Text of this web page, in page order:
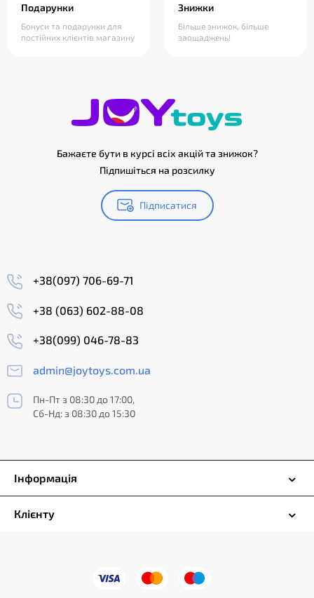
Подарунки
Бонуси та подарунки для
постійних клієнтів магазину
Знижки
Більше знижок, більше
заощаджень!
Бажаєте бути в курсі всіх акцій та знижок?
Підпишіться на розсилку
Підписатися
+38(097) 706-69-71
+38 (063) 602-88-08
+38(099) 046-78-83
admin@joytoys.com.ua
Пн-Пт з 08:30 до 17:00,
Сб-Нд: з 08:30 до 15:30
Інформація
Клієнту